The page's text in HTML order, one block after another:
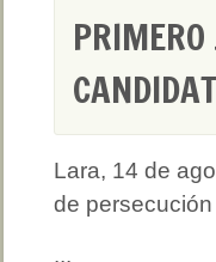
Lara, 14 de
de
...